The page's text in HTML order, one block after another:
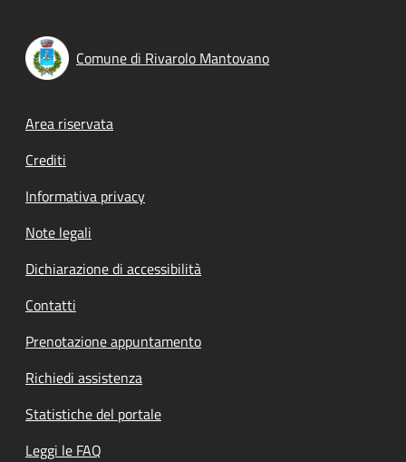
Comune di Rivarolo Mantovano
Footer menu
Area riservata
Crediti
Informativa privacy
Note legali
Dichiarazione di accessibilità
Contatti
Prenotazione appuntamento
Richiedi assistenza
Statistiche del portale
Leggi le FAQ